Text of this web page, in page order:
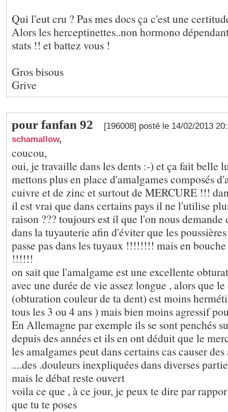
Qui l'eut cru ? Pas mes docs ça c'est une
Alors les herceptinettes..non hormono
stats !! et battez vous !
Gros bisous
Grive
pour fanfan 92
[196008] posté le 14/02/2013
schamallow,
coucou,
oui, je travaille dans les dents :-) et ça fait belle
mettons plus en place d'amalgames composés
cuivre et de zinc et surtout de MERCURE !!!
il est vrai que dans certains pays il ne l'utilise
raison ??? toujours est il que l'on nous demande
dans la tuyauterie afin d'éviter que les
passe pas dans les tuyaux !!!!!!!! mais en
!!!!!!
on sait que l'amalgame est une excellente
avec une durée de vie assez longue , alors que
(obturation couleur de ta dent) est moins
tous les 3 ou 4 ans ) mais bien moins agressif
En Allemagne par exemple ils se sont penchés
depuis des années et ils en ont déduit que le
les amalgames peut dans certains cas causer
....des .douleurs inexpliquées dans diverses
mais le débat reste ouvert
voila ce que , à ce jour, je peux te dire par
que tu te poses